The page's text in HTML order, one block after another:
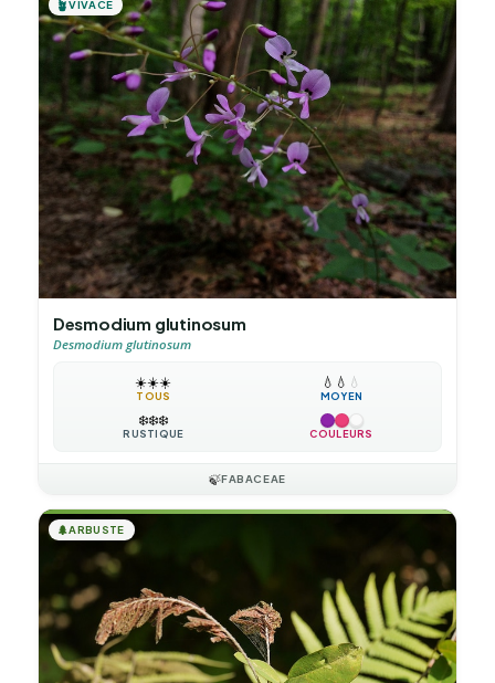
🪴VIVACE
Desmodium glutinosum
Desmodium glutinosum
☀️☀️☀️
TOUS
💧 💧 💧
MOYEN
❄️❄️❄️
RUSTIQUE COULEURS
🍃FABACEAE
🌲ARBUSTE